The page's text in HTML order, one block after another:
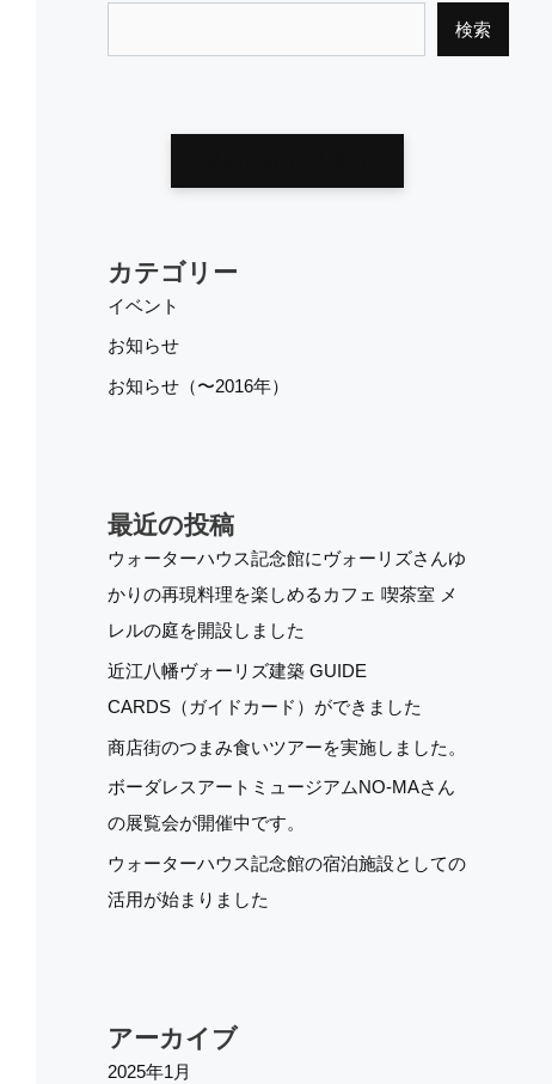
検索
カテゴリー
イベント
お知らせ
お知らせ（〜2016年）
最近の投稿
ウォーターハウス記念館にヴォーリズさんゆ
かりの再現料理を楽しめるカフェ 喫茶室 メ
レルの庭を開設しました
近江八幡ヴォーリズ建築 GUIDE
CARDS（ガイドカード）ができました
商店街のつまみ食いツアーを実施しました。
ボーダレスアートミュージアムNO-MAさん
の展覧会が開催中です。
ウォーターハウス記念館の宿泊施設としての
活用が始まりました
アーカイブ
2025年1月